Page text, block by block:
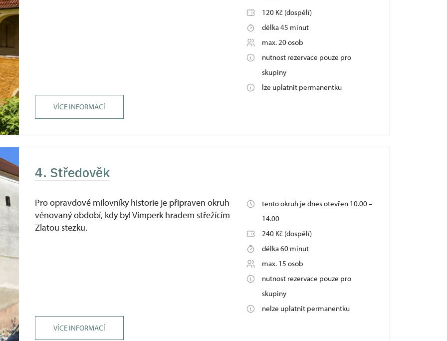
120 Kč (dospělí)
délka 45 minut
max. 20 osob
nutnost rezervace pouze pro
skupiny
lze uplatnit permanentku
VÍCE INFORMACÍ
4. Středověk
Pro opravdové milovníky historie je připraven okruh
věnovaný období, kdy byl Vimperk hradem střežícím
Zlatou stezku.
tento okruh je dnes otevřen 10.00 –
14.00
240 Kč (dospělí)
délka 60 minut
max. 15 osob
nutnost rezervace pouze pro
skupiny
nelze uplatnit permanentku
VÍCE INFORMACÍ